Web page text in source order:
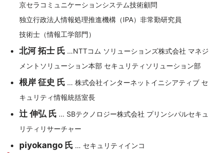
京セラコミュニケーションシステム技術顧問
独立行政法人情報処理推進機構（IPA）非常勤研究員
技術士（情報工学部門）
北河 拓士 氏 …NTTコム ソリューションズ株式会社 マネジ
メントソリューション本部 セキュリティソリューション部
根岸 征史 氏 … 株式会社インターネットイニシアティブ セ
キュリティ情報統括室長
辻 伸弘 氏 … SBテクノロジー株式会社 プリンシパルセキュ
リティリサーチャー
piyokango 氏 … セキュリティインコ